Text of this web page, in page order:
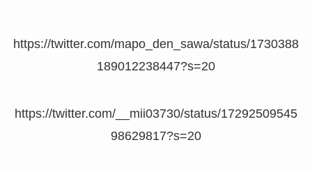
https://twitter.com/mapo_den_sawa/status/1730388
189012238447?s=20
https://twitter.com/__mii03730/status/17292509545
98629817?s=20